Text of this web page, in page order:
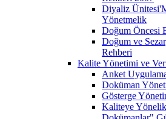
Diyaliz
Yönetmelik
Doğum Öncesi
Doğum ve
Rehberi
Kalite Yönetimi ve
Anket
Doküman
Gösterge
Kaliteye